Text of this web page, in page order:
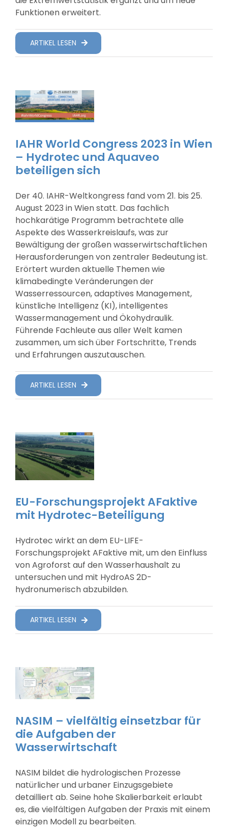
Funktionen erweitert.
ARTIKEL LESEN
IAHR World Congress 2023 in Wien
– Hydrotec und Aquaveo
beteiligen sich
Der 40. IAHR-Weltkongress fand vom 21. bis 25.
August 2023 in Wien statt. Das fachlich
hochkarätige Programm betrachtete alle
Aspekte des Wasserkreislaufs, was zur
Bewältigung der großen wasserwirtschaftlichen
Herausforderungen von zentraler Bedeutung ist.
Erörtert wurden aktuelle Themen wie
klimabedingte Veränderungen der
Wasserressourcen, adaptives Management,
künstliche Intelligenz (KI), intelligentes
Wassermanagement und Ökohydraulik.
Führende Fachleute aus aller Welt kamen
zusammen, um sich über Fortschritte, Trends
und Erfahrungen auszutauschen.
ARTIKEL LESEN
EU-Forschungsprojekt AFaktive
mit Hydrotec-Beteiligung
Hydrotec wirkt an dem EU-LIFE-
Forschungsprojekt AFaktive mit, um den Einfluss
von Agroforst auf den Wasserhaushalt zu
untersuchen und mit HydroAS 2D-
hydronumerisch abzubilden.
ARTIKEL LESEN
NASIM – vielfältig einsetzbar für
die Aufgaben der
Wasserwirtschaft
NASIM bildet die hydrologischen Prozesse
natürlicher und urbaner Einzugsgebiete
detailliert ab. Seine hohe Skalierbarkeit erlaubt
es, die vielfältigen Aufgaben der Praxis mit einem
einzigen Modell zu bearbeiten.